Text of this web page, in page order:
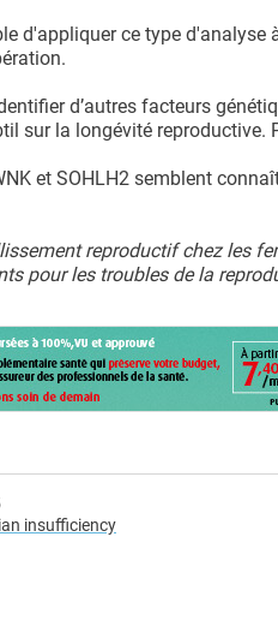
d'appliquer ce type d'analyse
d’autres facteurs
sur la longévité reproductive.
et SOHLH2 semblent
reproductif chez les
pour les troubles de la
insufficiency